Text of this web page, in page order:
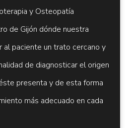
y Osteopatía
de Gijón dónde nuestra
al paciente un trato cercano y
de diagnosticar el origen
presenta y de esta forma
más adecuado en cada